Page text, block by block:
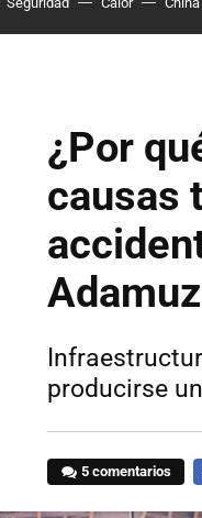
¿Por
causas
Adamuz
producirse
5 comentarios